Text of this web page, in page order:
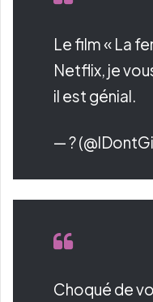
Le film « La
Netflix, je
il est génial.
— ?
Choqué de